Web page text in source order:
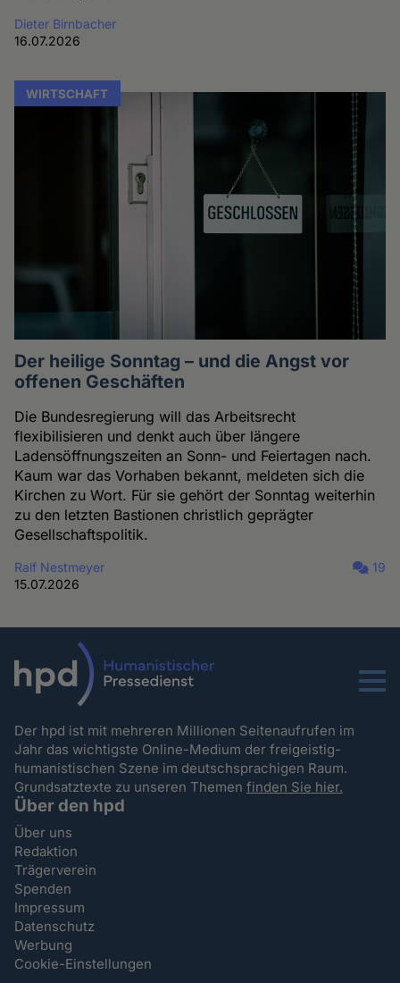
Dieter Birnbacher
16.07.2026
WIRTSCHAFT
Der heilige Sonntag – und die Angst vor
offenen Geschäften
Die Bundesregierung will das Arbeitsrecht
flexibilisieren und denkt auch über längere
Ladensöffnungszeiten an Sonn- und Feiertagen nach.
Kaum war das Vorhaben bekannt, meldeten sich die
Kirchen zu Wort. Für sie gehört der Sonntag weiterhin
zu den letzten Bastionen christlich geprägter
Gesellschaftspolitik.
Ralf Nestmeyer
15.07.2026
19
Menu
Der hpd ist mit mehreren Millionen Seitenaufrufen im
Jahr das wichtigste Online-Medium der freigeistig-
humanistischen Szene im deutschsprachigen Raum.
Grundsatztexte zu unseren Themenfinden Sie hier.
Über den hpd
Über uns
Redaktion
Trägerverein
Spenden
Impressum
Datenschutz
Werbung
Cookie-Einstellungen